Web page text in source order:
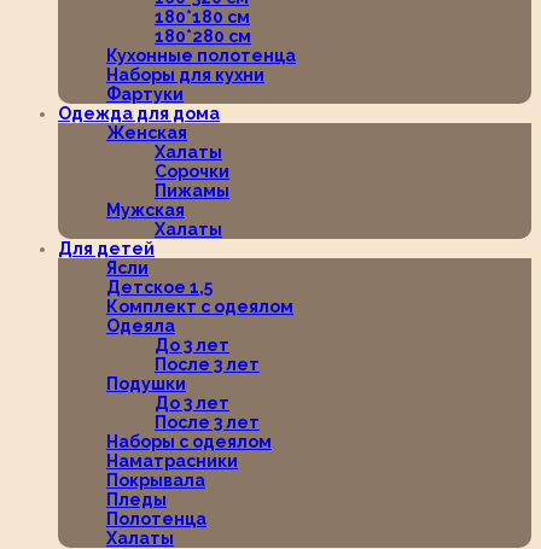
180*180 см
180*280 см
Кухонные полотенца
Наборы для кухни
Фартуки
Одежда для дома
Женская
Халаты
Сорочки
Пижамы
Мужская
Халаты
Для детей
Ясли
Детское 1,5
Комплект с одеялом
Одеяла
До 3 лет
После 3 лет
Подушки
До 3 лет
После 3 лет
Наборы с одеялом
Наматрасники
Покрывала
Пледы
Полотенца
Халаты